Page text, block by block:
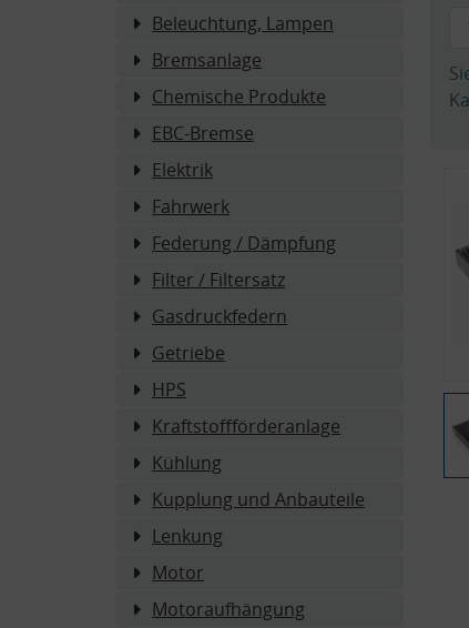
Beleuchtung, Lampen
Bremsanlage
Chemische Produkte
EBC-Bremse
Elektrik
Fahrwerk
Federung / Dämpfung
Filter / Filtersatz
Gasdruckfedern
Getriebe
HPS
Kraftstoffförderanlage
Kühlung
Kupplung und Anbauteile
Lenkung
Motor
Motoraufhängung